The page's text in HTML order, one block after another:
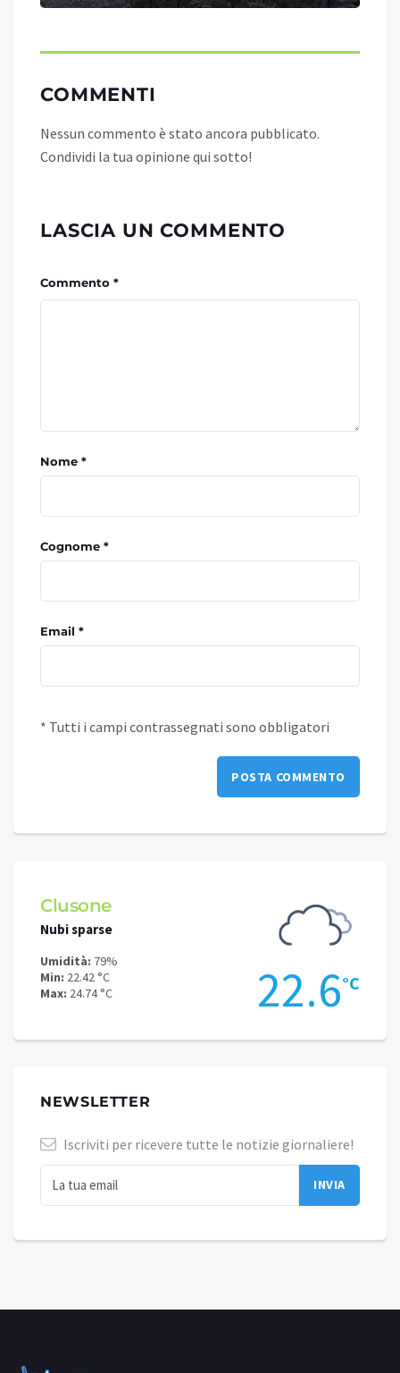
COMMENTI
Nessun commento è stato ancora pubblicato.
Condividi la tua opinione qui sotto!
LASCIA UN COMMENTO
Commento *
Nome *
Cognome *
Email *
* Tutti i campi contrassegnati sono obbligatori
Clusone
Nubi sparse
Umidità: 79%
Min: 22.42 °C
Max: 24.74 °C 22.6°C
NEWSLETTER
Iscriviti per ricevere tutte le notizie giornaliere!